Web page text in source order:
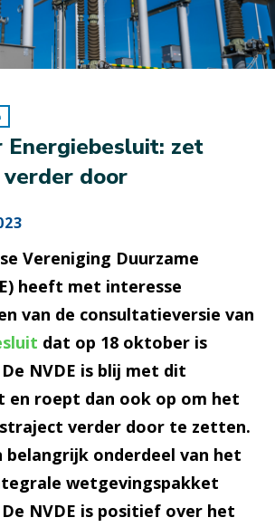
Energiebesluit: zet
door
Vereniging Duurzame
heeft met interesse
van de consultatieversie van
dat op 18 oktober is
NVDE is blij met dit
en roept dan ook op om het
verder door te zetten.
onderdeel van het
wetgevingspakket
NVDE is positief over het